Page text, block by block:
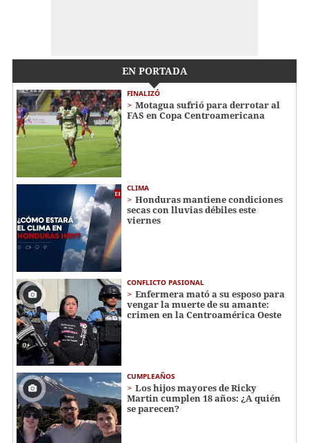
EN PORTADA
FINALIZÓ
Motagua sufrió para derrotar al
FAS en Copa Centroamericana
CLIMA
Honduras mantiene condiciones
secas con lluvias débiles este
viernes
CONFLICTO PASIONAL
Enfermera mató a su esposo para
vengar la muerte de su amante:
crimen en la Centroamérica Oeste
CUMPLEAÑOS
Los hijos mayores de Ricky
Martin cumplen 18 años: ¿A quién
se parecen?